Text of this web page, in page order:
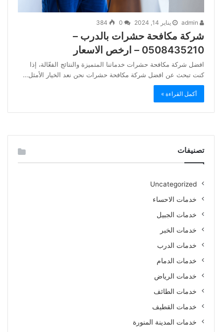
يناير 14, 2024 384
شركة مكافحة حشرات بالدرب –
0508435210 – ارخص الاسعار
افضل شركة مكافحة حشرات خدماتنا المتميزة والنتائج الفعّالة، إذا
كنت تبحث عن افضل شركة مكافحة حشرات نحن نعد الخيار الأمثل…
أكمل القراءة »
تصنيفات
Uncategorized
خدمات الاحساء
خدمات الجبيل
خدمات الخبر
خدمات الدرب
خدمات الدمام
خدمات الرياض
خدمات الطائف
خدمات القطيف
خدمات المدينة المنورة